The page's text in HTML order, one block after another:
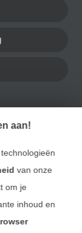
aan!
van onze
om je
inhoud en